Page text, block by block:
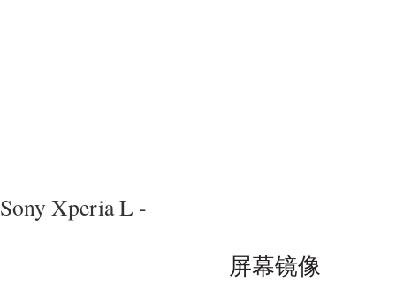
Sony Xperia L -
屏幕镜像